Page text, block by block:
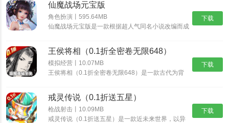
3、需要大量耐心，就和大部分狩猎游戏一样，对不上电波的人只会
觉得这是一个步行模拟器。
1、游戏的模拟体验过程是相当的真实，带来的游戏体验感受是不会
差的;
3、还有很多的惊喜，只要你好好的体验，就不会有任何的问题。
狩猎之道测评：
喜欢的角色，不断的提高自我的魅力，如果玩家对我
和美女有个约会感兴趣的话，那就快来预约体验游玩
吧！
下载
仙魔战场元宝版
角色扮演丨595.64MB
仙魔战场元宝版是一款根据超人气同名小说改编而成
世界，穿梭在神秘的仙魔大陆，沉浸式交友修炼，酣
战各路仙魔。
下载
王侯将相（0.1折全密卷无限648）
模拟经营丨10.07MB
王侯将相（0.1折全密卷无限648）是一款古代为背
能，酣畅淋漓的战斗让你热血澎湃！
下载
戒灵传说（0.1折送五星）
枪战射击丨10.09MB
戒灵传说（0.1折送五星）是一款近未来世界，以异